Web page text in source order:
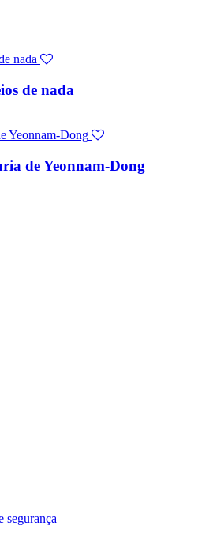
de nada
de Yeonnam-Dong
segurança